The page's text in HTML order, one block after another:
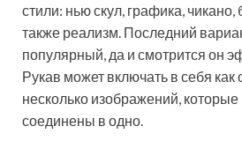
стили: нью скул, графика, чикано,
также реализм. Последний
популярный, да и смотрится он
Рукав может включать в себя как
несколько изображений,
соединены в одно.